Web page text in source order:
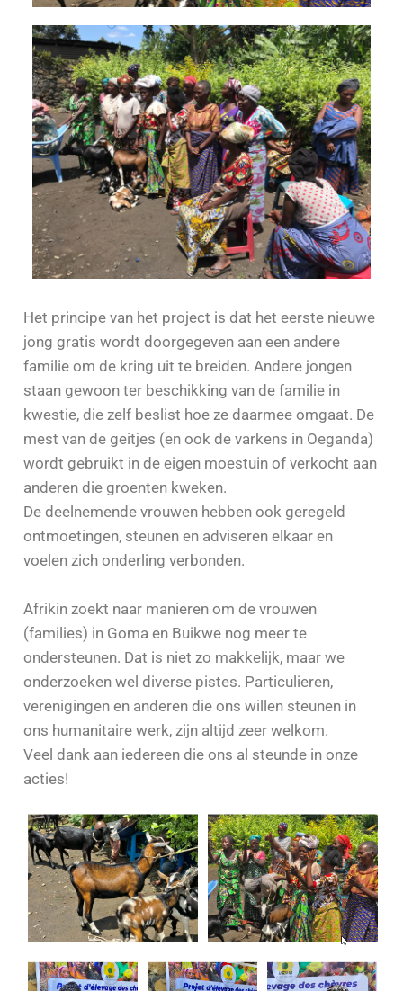
Het principe van het project is dat het eerste nieuwe
jong gratis wordt doorgegeven aan een andere
familie om de kring uit te breiden. Andere jongen
staan gewoon ter beschikking van de familie in
kwestie, die zelf beslist hoe ze daarmee omgaat. De
mest van de geitjes (en ook de varkens in Oeganda)
wordt gebruikt in de eigen moestuin of verkocht aan
anderen die groenten kweken.
De deelnemende vrouwen hebben ook geregeld
ontmoetingen, steunen en adviseren elkaar en
voelen zich onderling verbonden.
Afrikin zoekt naar manieren om de vrouwen
(families) in Goma en Buikwe nog meer te
ondersteunen. Dat is niet zo makkelijk, maar we
onderzoeken wel diverse pistes. Particulieren,
verenigingen en anderen die ons willen steunen in
ons humanitaire werk, zijn altijd zeer welkom.
Veel dank aan iedereen die ons al steunde in onze
acties!